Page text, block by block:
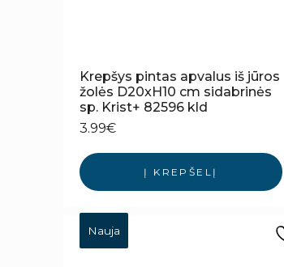
Krepšys pintas apvalus iš jūros
žolės D20xH10 cm sidabrinės
sp. Krist+ 82596 kld
3.99€
Į KREPŠELĮ
Nauja